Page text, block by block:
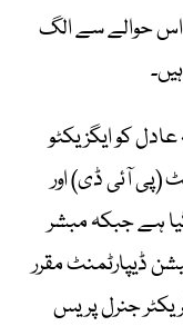
حوالے سے الگ
کو ایگزیکٹو
(پی آئی ڈی) اور
ہے جبکہ مبشر
ڈیپارٹمنٹ مقرر
جنرل پریس